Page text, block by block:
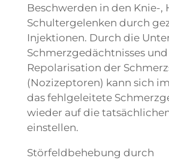
Beschwerden in den Knie-,
Schultergelenken durch
Injektionen. Durch die
Schmerzgedächtnisses
Repolarisation der
(Nozizeptoren) kann sich
das fehlgeleitete
wieder auf die
einstellen.
Störfeldbehebung durch